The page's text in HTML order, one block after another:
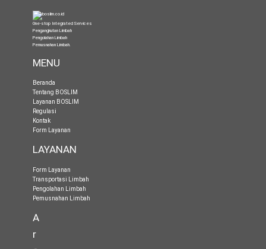
One-stop Integrated Services
Pengangkutan Limbah
Pengolahan Limbah
Pemusnahan Limbah.
MENU
Beranda
Tentang BOSLIM
Layanan BOSLIM
Regulasi
Kontak
Form Layanan
LAYANAN
Form Layanan
Transportasi Limbah
Pengolahan Limbah
Pemusnahan Limbah
A
r